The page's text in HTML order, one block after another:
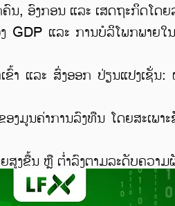
ອົງກອນ ແລະ ເສດຖະກິດໂດຍ
GDP ແລະ ການບໍລິໂພກພາ
ແລະ ສົ່ງອອກ ປ່ຽນແປງເຊັ່ນ
ນຄ່າການລົງທືນ ໂດຍສະເພາ
ສູງຂື້ນ ຫຼື ຕໍ່າລົງຕາມລະດັບຄວາ